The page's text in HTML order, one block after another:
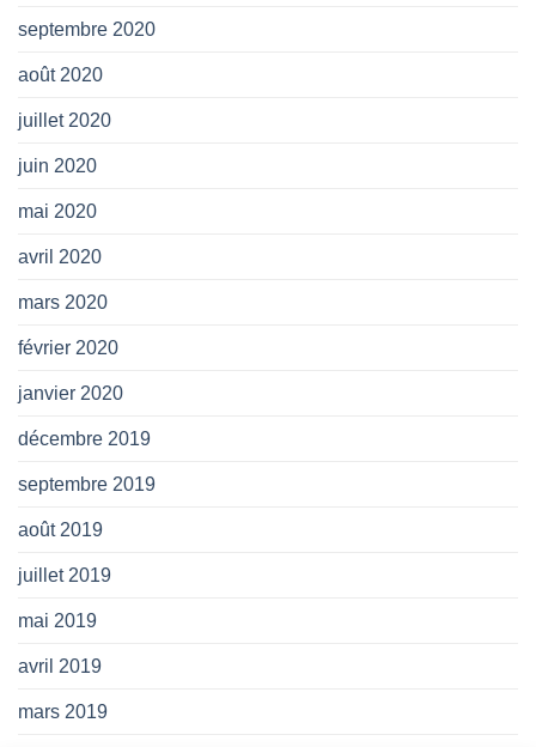
septembre 2020
août 2020
juillet 2020
juin 2020
mai 2020
avril 2020
mars 2020
février 2020
janvier 2020
décembre 2019
septembre 2019
août 2019
juillet 2019
mai 2019
avril 2019
mars 2019